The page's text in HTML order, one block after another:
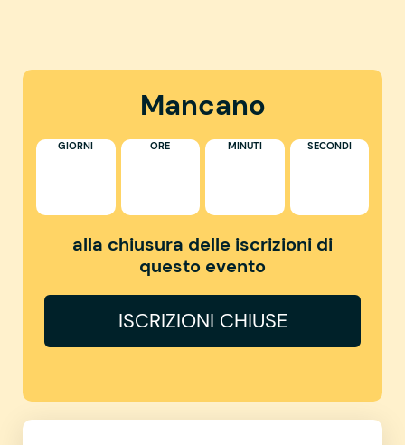
Mancano
GIORNI ORE MINUTI SECONDI
alla chiusura delle iscrizioni di
questo evento
ISCRIZIONI CHIUSE